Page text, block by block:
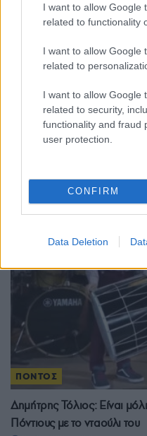
I want to allow Google
related to functionality
I want to allow Google
related to
I want to allow Google
related to security,
functionality and fraud
user protection.
CONFIRM
Data Deletion
ΣΥΛΛΟΓΟΙ
Θεσσαλονίκη: Η Πολίχνη
Πολίχνης εδώ και 50 χρόνια
ΠΟΝΤΟΣ
Δημήτρης Τόλιος: Είναι
Πόντιους με το νταούλι του